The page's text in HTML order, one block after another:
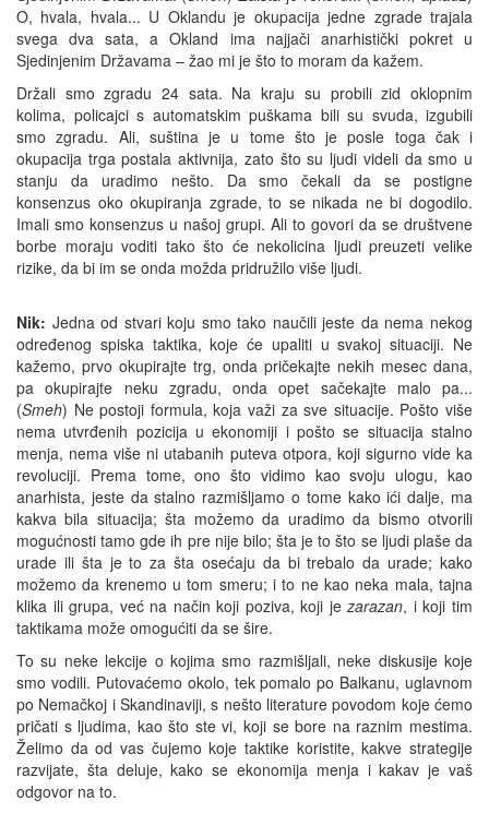
O, hvala, hvala... U Oklandu je okupacija jedne zgrade trajala
svega dva sata, a Okland ima najjači anarhistički pokret u
Sjedinjenim Državama – žao mi je što to moram da kažem.
Držali smo zgradu 24 sata. Na kraju su probili zid oklopnim
kolima, policajci s automatskim puškama bili su svuda, izgubili
smo zgradu. Ali, suština je u tome što je posle toga čak i
okupacija trga postala aktivnija, zato što su ljudi videli da smo u
stanju da uradimo nešto. Da smo čekali da se postigne
konsenzus oko okupiranja zgrade, to se nikada ne bi dogodilo.
Imali smo konsenzus u našoj grupi. Ali to govori da se društvene
borbe moraju voditi tako što će nekolicina ljudi preuzeti velike
rizike, da bi im se onda možda pridružilo više ljudi.
Nik: Jedna od stvari koju smo tako naučili jeste da nema nekog
određenog spiska taktika, koje će upaliti u svakoj situaciji. Ne
kažemo, prvo okupirajte trg, onda pričekajte nekih mesec dana,
pa okupirajte neku zgradu, onda opet sačekajte malo pa...
(Smeh) Ne postoji formula, koja važi za sve situacije. Pošto više
nema utvrđenih pozicija u ekonomiji i pošto se situacija stalno
menja, nema više ni utabanih puteva otpora, koji sigurno vide ka
revoluciji. Prema tome, ono što vidimo kao svoju ulogu, kao
anarhista, jeste da stalno razmišljamo o tome kako ići dalje, ma
kakva bila situacija; šta možemo da uradimo da bismo otvorili
mogućnosti tamo gde ih pre nije bilo; šta je to što se ljudi plaše da
urade ili šta je to za šta osećaju da bi trebalo da urade; kako
možemo da krenemo u tom smeru; i to ne kao neka mala, tajna
klika ili grupa, već na način koji poziva, koji jezarazan, i koji tim
taktikama može omogućiti da se šire.
To su neke lekcije o kojima smo razmišljali, neke diskusije koje
smo vodili. Putovaćemo okolo, tek pomalo po Balkanu, uglavnom
po Nemačkoj i Skandinaviji, s nešto literature povodom koje ćemo
pričati s ljudima, kao što ste vi, koji se bore na raznim mestima.
Želimo da od vas čujemo koje taktike koristite, kakve strategije
razvijate, šta deluje, kako se ekonomija menja i kakav je vaš
odgovor na to.